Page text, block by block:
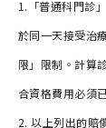
1.「普通科門診
於同一天接受治
限」限制。計算
合資格費用必須
2. 以上列出的賠